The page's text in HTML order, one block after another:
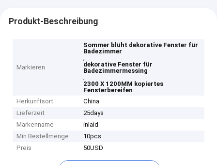
Produkt-Beschreibung
Markieren
Sommer blüht dekorative Fenster für
Badezimmer
,
dekorative Fenster für
Badezimmermessing
,
2300 X 1200MM kopiertes
Fensterbereifen
Herkunftsort
China
Lieferzeit
25days
Markenname
inlaid
Min Bestellmenge
10pcs
Preis
50USD